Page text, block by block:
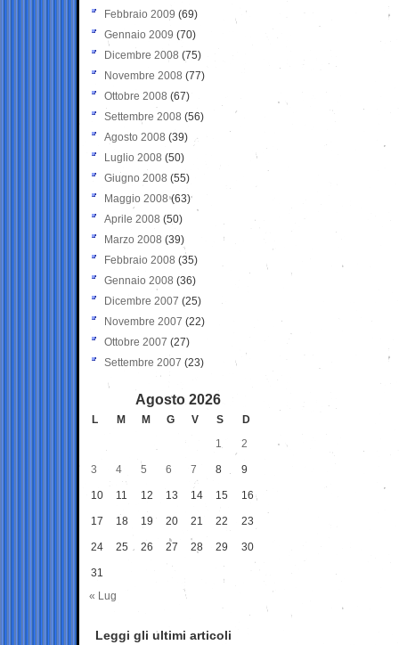
Febbraio 2009 (69)
Gennaio 2009 (70)
Dicembre 2008 (75)
Novembre 2008 (77)
Ottobre 2008 (67)
Settembre 2008 (56)
Agosto 2008 (39)
Luglio 2008 (50)
Giugno 2008 (55)
Maggio 2008(63)
Aprile 2008 (50)
Marzo 2008 (39)
Febbraio 2008 (35)
Gennaio 2008 (36)
Dicembre 2007 (25)
Novembre 2007 (22)
Ottobre 2007 (27)
Settembre 2007 (23)
Agosto 2026
L M M G V S
D
1
2
3 4 5 6 7 8 9
10 11 12 13 14 15 16
17 18 19 20 21 22 23
24 25 26 27 28 29 30
31
« Lug
Leggi gli ultimi articoli